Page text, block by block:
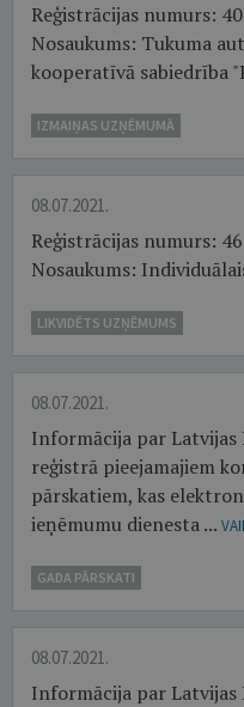
Reģistrācijas numurs:
Nosaukums: Tukuma
kooperatīvā sabiedrība
IZMAIŅAS UZŅĒMUMĀ
08.07.2021.
Reģistrācijas numurs:
Nosaukums:
LIKVIDĒTS UZŅĒMUMS
08.07.2021.
Informācija par Latvijas
reģistrā pieejamajiem
pārskatiem, kas
ieņēmumu dienesta ...
GADA PĀRSKATI
08.07.2021.
Informācija par Latvijas